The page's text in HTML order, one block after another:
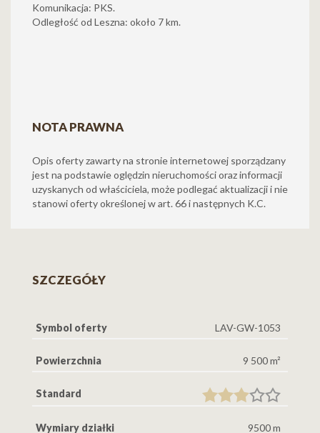
Komunikacja: PKS.
Odległość od Leszna: około 7 km.
NOTA PRAWNA
Opis oferty zawarty na stronie internetowej sporządzany
jest na podstawie oględzin nieruchomości oraz informacji
uzyskanych od właściciela, może podlegać aktualizacji i nie
stanowi oferty określonej w art. 66 i następnych K.C.
SZCZEGÓŁY
Symbol oferty LAV-GW-1053
Powierzchnia 9 500 m²
Standard
Wymiary działki 9500 m